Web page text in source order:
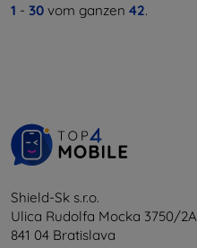
1 - 30 vom ganzen 42.
Shield-Sk s.r.o.
Ulica Rudolfa Mocka 3750/2A
841 04 Bratislava